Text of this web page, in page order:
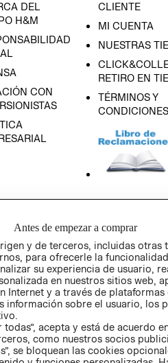
DEL
H&M
CON
CLIENTE
MI CUENTA
NUESTRAS
RETIRO EN
TÉRMINOS Y
CONDICIONES
GIFT CARD
AVISO DE
Antes de empezar a comprar
y de terceros, incluidas otras
para ofrecerle la
su experiencia de usuario,
en nuestros sitios web,
Internet y a través de plataformas
información sobre el usuario, los
todas”, acepta y está de acuerdo
como nuestros socios
se bloquean las cookies